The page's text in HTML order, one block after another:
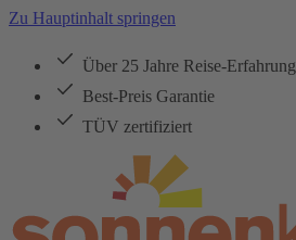
Zu Hauptinhalt springen
Über 25 Jahre Reise-Erfahrung
Best-Preis Garantie
TÜV zertifiziert